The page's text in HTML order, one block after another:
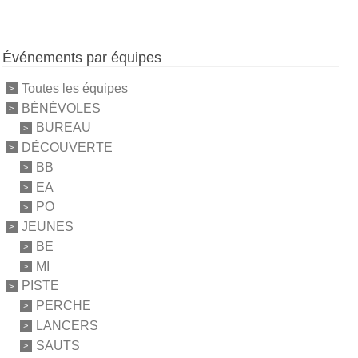
Événements par équipes
Toutes les équipes
BÉNÉVOLES
BUREAU
DÉCOUVERTE
BB
EA
PO
JEUNES
BE
MI
PISTE
PERCHE
LANCERS
SAUTS